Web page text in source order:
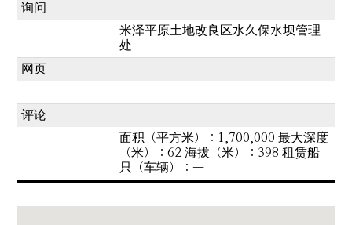
询问
米泽平原土地改良区水久保水坝管理
处
网页
评论
面积（平方米）：1,700,000 最大深度
（米）：62 海拔（米）：398 租赁船
只（车辆）：—